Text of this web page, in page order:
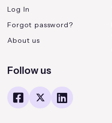
Log In
Forgot password?
About us
Follow us